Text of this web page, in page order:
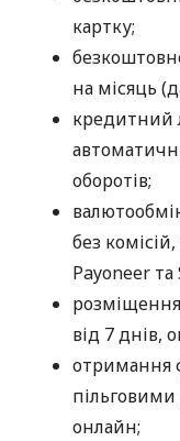
картку;
на місяць
кредитний
оборотів;
без
Payoneer та
від 7 днів,
отримання
онлайн;